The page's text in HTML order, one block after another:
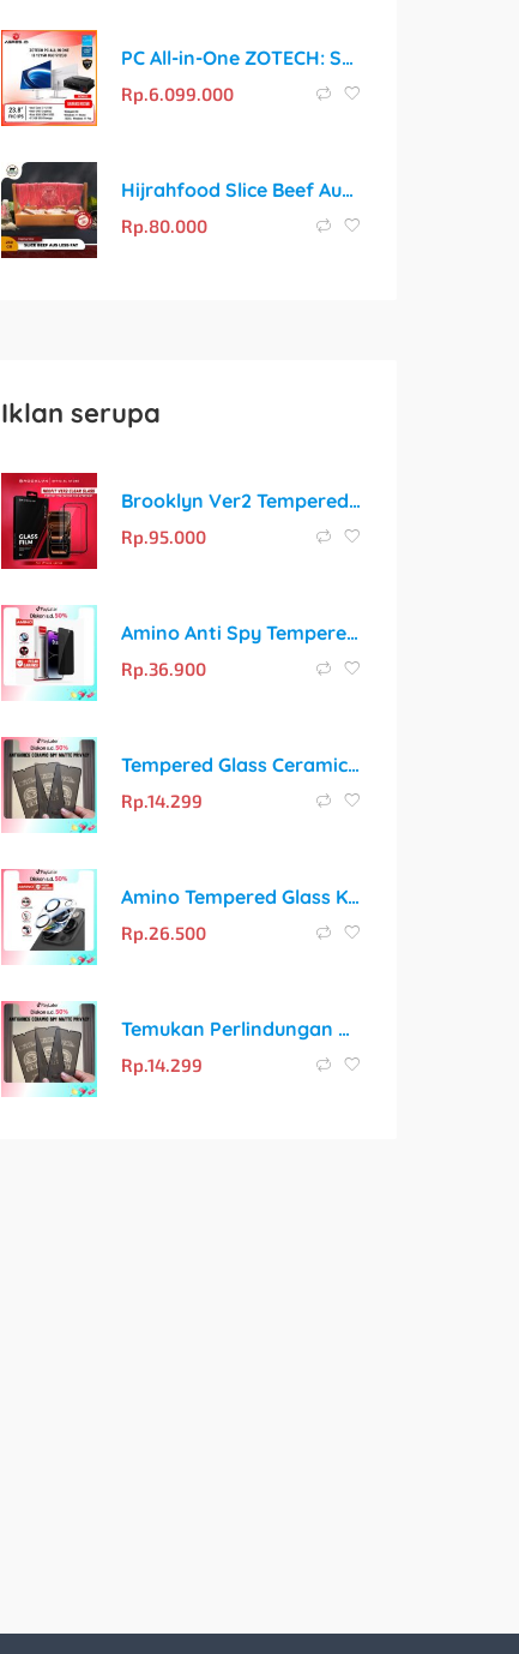
PC All-in-One ZOTECH: Solusi Komputer Lengkap dengan Performa Optimal
Rp. 6.099.000
Hijrahfood Slice Beef Aus Less Fat | Daging Shabu Sapi Rendah Lemak
Rp. 80.000
Iklan serupa
Brooklyn Ver2 Tempered Glass: Pelindung Layar Premium untuk iPhone
Rp. 95.000
Amino Anti Spy Tempered Glass: Pelindung Privasi dan Layar Terbaik untuk iPhone
Rp. 36.900
Tempered Glass Ceramic SPY Anti Spy Matte untuk Samsung
Rp.14.299
Amino Tempered Glass Kamera Screen Protector: Lindungi Lensa Kamera iPhone Anda dengan Sempurna
Rp. 26.500
Temukan Perlindungan dan Privasi Terbaik dengan Vivo Anti Gores Ceramic Spy Matte Antispy Series Hogoo Layar Lentur Privacy
Rp.14.299